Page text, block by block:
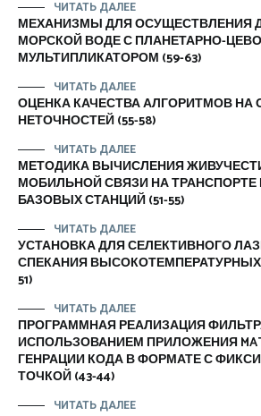
ЧИТАТЬ ДАЛЕЕ
МЕХАНИЗМЫ ДЛЯ ОСУЩЕСТВЛЕНИЯ
МОРСКОЙ ВОДЕ С ПЛАНЕТАРНО-
МУЛЬТИПЛИКАТОРОМ (59-63)
ЧИТАТЬ ДАЛЕЕ
ОЦЕНКА КАЧЕСТВА АЛГОРИТМОВ
НЕТОЧНОСТЕЙ (55-58)
ЧИТАТЬ ДАЛЕЕ
МЕТОДИКА ВЫЧИСЛЕНИЯ
МОБИЛЬНОЙ СВЯЗИ НА ТРАНСПОРТЕ
БАЗОВЫХ СТАНЦИЙ (51-55)
ЧИТАТЬ ДАЛЕЕ
УСТАНОВКА ДЛЯ СЕЛЕКТИВНОГО
СПЕКАНИЯ
51)
ЧИТАТЬ ДАЛЕЕ
ПРОГРАММНАЯ РЕАЛИЗАЦИЯ
ИСПОЛЬЗОВАНИЕМ ПРИЛОЖЕНИЯ
ГЕНРАЦИИ КОДА В ФОРМАТЕ С
ТОЧКОЙ (43-44)
ЧИТАТЬ ДАЛЕЕ